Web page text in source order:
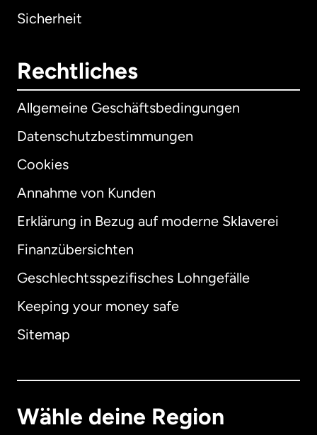
Sicherheit
Rechtliches
Allgemeine Geschäftsbedingungen
Datenschutzbestimmungen
Cookies
Annahme von Kunden
Erklärung in Bezug auf moderne Sklaverei
Finanzübersichten
Geschlechtsspezifisches Lohngefälle
Keeping your money safe
Sitemap
Wähle deine Region
International English
Australien